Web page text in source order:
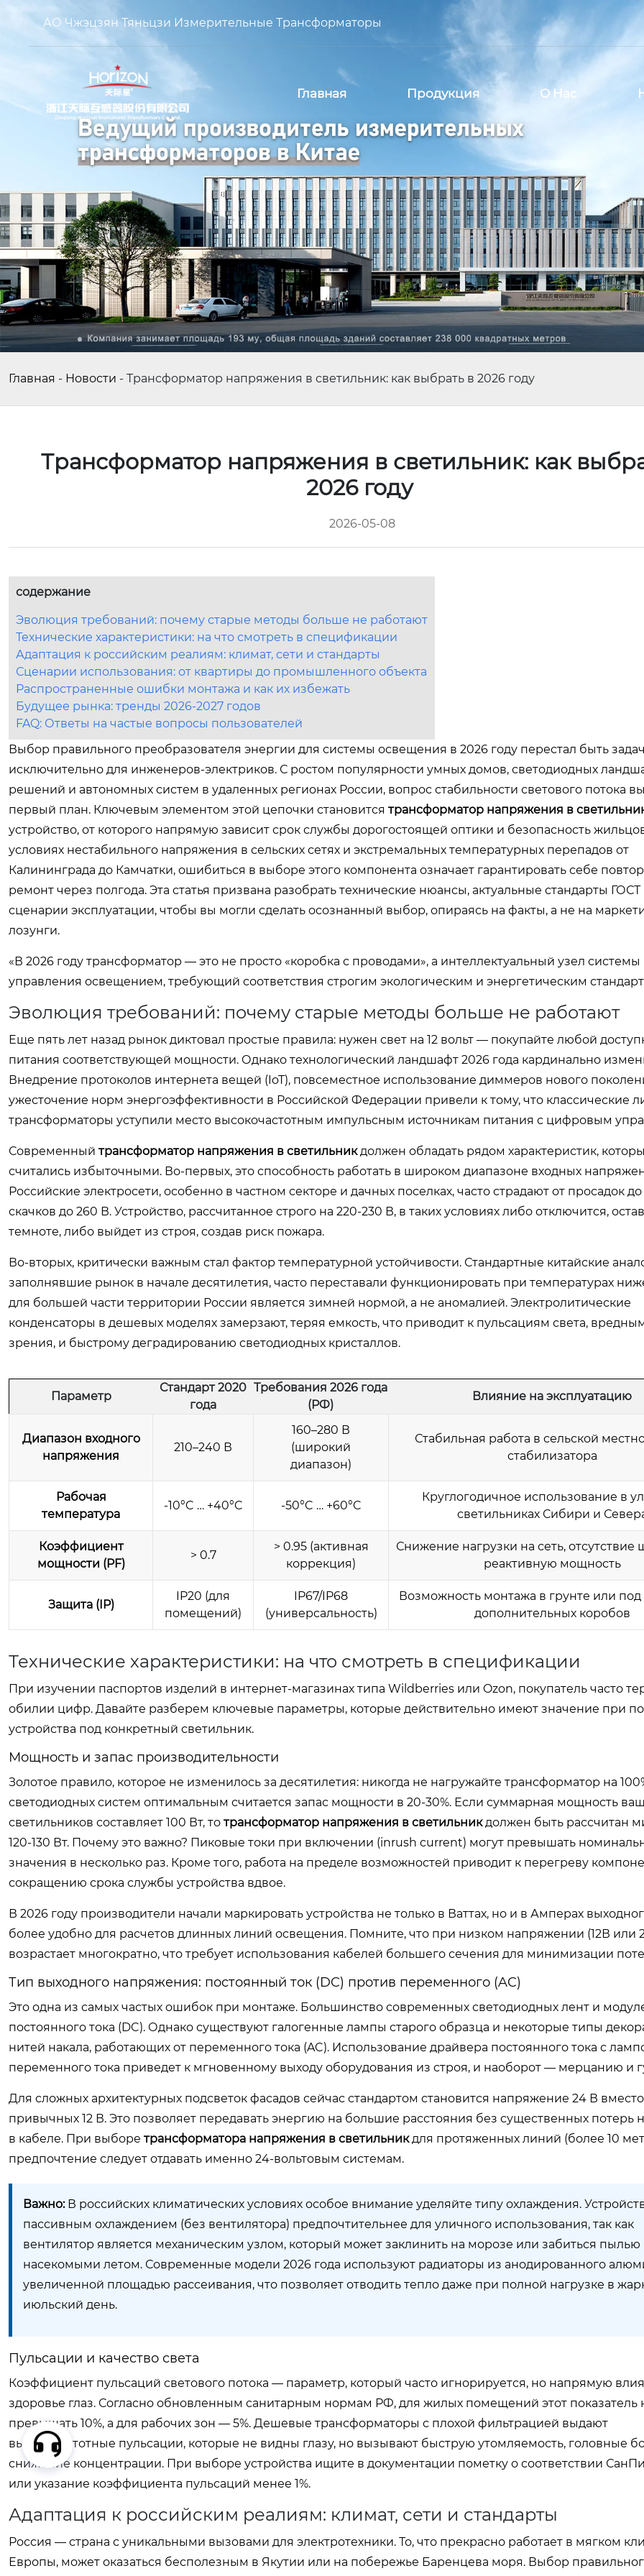
АО Чжэцзян Тяньцзи Измерительные Трансформаторы
Главная Продукция О Нас
Главная - Новости - Трансформатор напряжения в светильник: как выбрать в 2026 году
Трансформатор напряжения в светильник: как
2026 году
2026-05-08
содержание
Эволюция требований: почему старые методы больше не работают
Технические характеристики: на что смотреть в спецификации
Адаптация к российским реалиям: климат, сети и стандарты
Сценарии использования: от квартиры до промышленного объекта
Распространенные ошибки монтажа и как их избежать
Будущее рынка: тренды 2026-2027 годов
FAQ: Ответы на частые вопросы пользователей
Выбор правильного преобразователя энергии для системы освещения в 2026 году перестал быть
исключительно для инженеров-электриков. С ростом популярности умных домов, светодиодных
решений и автономных систем в удаленных регионах России, вопрос стабильности светового потока
первый план. Ключевым элементом этой цепочки становится трансформатор напряжения в
устройство, от которого напрямую зависит срок службы дорогостоящей оптики и безопасность
условиях нестабильного напряжения в сельских сетях и экстремальных температурных перепадов от
Калининграда до Камчатки, ошибиться в выборе этого компонента означает гарантировать себе
ремонт через полгода. Эта статья призвана разобрать технические нюансы, актуальные стандарты
сценарии эксплуатации, чтобы вы могли сделать осознанный выбор, опираясь на факты, а не на
лозунги.
«В 2026 году трансформатор — это не просто «коробка с проводами», а интеллектуальный узел системы
управления освещением, требующий соответствия строгим экологическим и энергетическим
Эволюция требований: почему старые методы больше не работают
Еще пять лет назад рынок диктовал простые правила: нужен свет на 12 вольт — покупайте любой
питания соответствующей мощности. Однако технологический ландшафт 2026 года кардинально
Внедрение протоколов интернета вещей (IoT), повсеместное использование диммеров нового
ужесточение норм энергоэффективности в Российской Федерации привели к тому, что классические
трансформаторы уступили место высокочастотным импульсным источникам питания с цифровым
Современный трансформатор напряжения в светильникдолжен обладать рядом характеристик,
считались избыточными. Во-первых, это способность работать в широком диапазоне входных
Российские электросети, особенно в частном секторе и дачных поселках, часто страдают от просадок
скачков до 260 В. Устройство, рассчитанное строго на 220-230 В, в таких условиях либо отключится,
темноте, либо выйдет из строя, создав риск пожара.
Во-вторых, критически важным стал фактор температурной устойчивости. Стандартные китайские
заполнявшие рынок в начале десятилетия, часто переставали функционировать при температурах
для большей части территории России является зимней нормой, а не аномалией. Электролитические
конденсаторы в дешевых моделях замерзают, теряя емкость, что приводит к пульсациям света,
зрения, и быстрому деградированию светодиодных кристаллов.
Параметр
Стандарт 2020
года
Требования 2026 года
(РФ)
Влияние на эксплуатацию
Диапазон входного
напряжения
210–240 В
160–280 В
(широкий
диапазон)
Стабильная работа в сельской
стабилизатора
Рабочая
температура
-10°C … +40°C -50°C … +60°C
Круглогодичное использование в
светильниках Сибири и
Коэффициент
мощности (PF)
> 0.7
> 0.95 (активная
коррекция)
Снижение нагрузки на сеть, отсутствие
реактивную мощность
Защита (IP)
IP20 (для
помещений)
IP67/IP68
(универсальность)
Возможность монтажа в грунте или под
дополнительных коробов
Технические характеристики: на что смотреть в спецификации
При изучении паспортов изделий в интернет-магазинах типа Wildberries или Ozon, покупатель часто
обилии цифр. Давайте разберем ключевые параметры, которые действительно имеют значение при
устройства под конкретный светильник.
Мощность и запас производительности
Золотое правило, которое не изменилось за десятилетия: никогда не нагружайте трансформатор на
светодиодных систем оптимальным считается запас мощности в 20-30%. Если суммарная мощность
светильников составляет 100 Вт, то трансформатор напряжения в светильникдолжен быть рассчитан
120-130 Вт. Почему это важно? Пиковые токи при включении (inrush current) могут превышать
значения в несколько раз. Кроме того, работа на пределе возможностей приводит к перегреву
сокращению срока службы устройства вдвое.
В 2026 году производители начали маркировать устройства не только в Ваттах, но и в Амперах
более удобно для расчетов длинных линий освещения. Помните, что при низком напряжении (12В или
возрастает многократно, что требует использования кабелей большего сечения для минимизации
Тип выходного напряжения: постоянный ток (DC) против переменного (AC)
Это одна из самых частых ошибок при монтаже. Большинство современных светодиодных лент и
постоянного тока (DC). Однако существуют галогенные лампы старого образца и некоторые типы
нитей накала, работающих от переменного тока (AC). Использование драйвера постоянного тока с
переменного тока приведет к мгновенному выходу оборудования из строя, и наоборот — мерцанию и
Для сложных архитектурных подсветок фасадов сейчас стандартом становится напряжение 24 В вместо
привычных 12 В. Это позволяет передавать энергию на большие расстояния без существенных потерь
в кабеле. При выборе трансформатора напряжения в светильникдля протяженных линий (более 10
предпочтение следует отдавать именно 24-вольтовым системам.
Важно:В российских климатических условиях особое внимание уделяйте типу охлаждения.
пассивным охлаждением (без вентилятора) предпочтительнее для уличного использования, так как
вентилятор является механическим узлом, который может заклинить на морозе или забиться пылью
насекомыми летом. Современные модели 2026 года используют радиаторы из анодированного
увеличенной площадью рассеивания, что позволяет отводить тепло даже при полной нагрузке в
июльский день.
Пульсации и качество света
Коэффициент пульсаций светового потока — параметр, который часто игнорируется, но напрямую
здоровье глаз. Согласно обновленным санитарным нормам РФ, для жилых помещений этот показатель
превышать 10%, а для рабочих зон — 5%. Дешевые трансформаторы с плохой фильтрацией выдают
высокочастотные пульсации, которые не видны глазу, но вызывают быструю утомляемость, головные
снижение концентрации. При выборе устройства ищите в документации пометку о соответствии
или указание коэффициента пульсаций менее 1%.
Адаптация к российским реалиям: климат, сети и стандарты
Россия — страна с уникальными вызовами для электротехники. То, что прекрасно работает в мягком
Европы, может оказаться бесполезным в Якутии или на побережье Баренцева моря. Выбор